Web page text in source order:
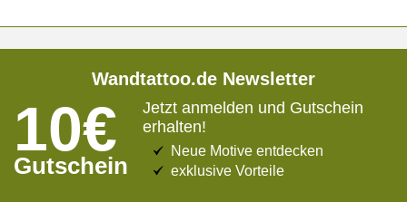
Wandtattoo.de Newsletter
10€
Gutschein
Jetzt anmelden und Gutschein
erhalten!
Neue Motive entdecken
exklusive Vorteile